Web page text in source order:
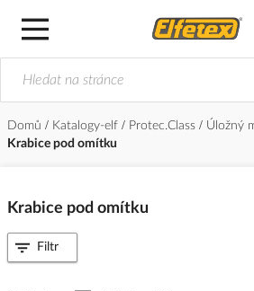
Domů Katalogy-elf Protec.Class
Úložný
Krabice pod omítku
Krabice pod omítku
Filtr